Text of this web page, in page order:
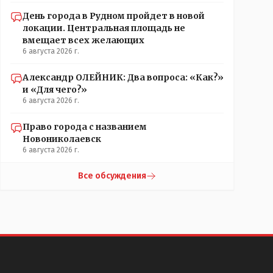
День города в Рудном пройдет в новой
локации. Центральная площадь не
вмещает всех желающих
6 августа 2026 г.
Александр ОЛЕЙНИК: Два вопроса: «Как?»
и «Для чего?»
6 августа 2026 г.
Право города с названием
Новониколаевск
6 августа 2026 г.
Все обсуждения